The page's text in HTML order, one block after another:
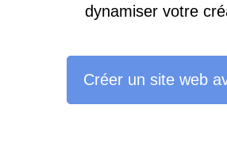
dynamiser votre
Créer un site web